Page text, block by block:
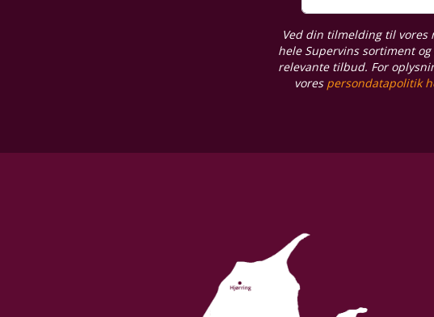
Ved din tilmelding til vores
hele Supervins sortiment
relevante tilbud. For
vores persondatapolitik